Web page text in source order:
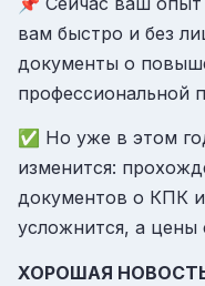
вам быстро и без
документы о
профессиональной
✅ Но уже в этом
изменится:
документов о КПК и
усложнится, а цены
ХОРОШАЯ